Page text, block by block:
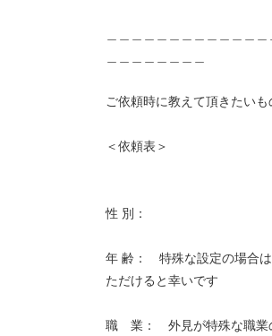
ご依頼時に教えて頂きたいも
＜依頼表＞
性 別：
年 齢： 特殊な設定の場合
ただけると幸いです
職 業： 外見が特殊な職業